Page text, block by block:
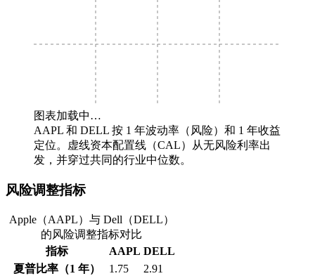
图表加载中…
AAPL 和 DELL 按 1 年波动率（风险）和 1 年收益
定位。虚线资本配置线（CAL）从无风险利率出
发，并穿过共同的行业中位数。
风险调整指标
Apple（AAPL）与 Dell（DELL）
的风险调整指标对比
指标
AAPL DELL
夏普比率（1 年）
1.75
2.91